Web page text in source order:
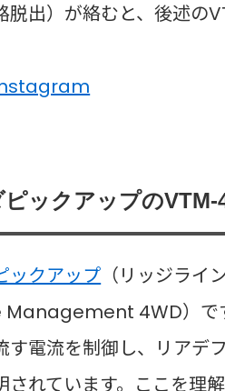
脱出）が絡むと、後述の
ックアップの
ックアップ （リッジラ
4WD）で
す電流を制御し、リアデ
されています。ここを理